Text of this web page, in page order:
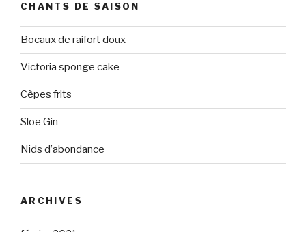
CHANTS DE SAISON
Bocaux de raifort doux
Victoria sponge cake
Cèpes frits
Sloe Gin
Nids d’abondance
ARCHIVES